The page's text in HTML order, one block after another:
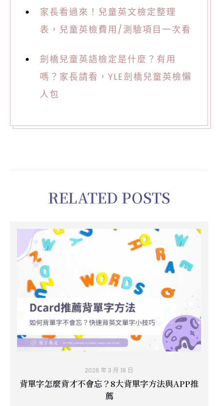
家長看過來！兒童英文檢定整理
表，兒童英檢費用/測驗項目一次看
劍橋兒童英語檢定是什麼？有用
嗎？家長請看，YLE劍橋兒童英檢懶
人包
RELATED POSTS
2026 年 3 月 18 日
背單字怎麼背才不會忘？8大背單字方法與APP推
薦